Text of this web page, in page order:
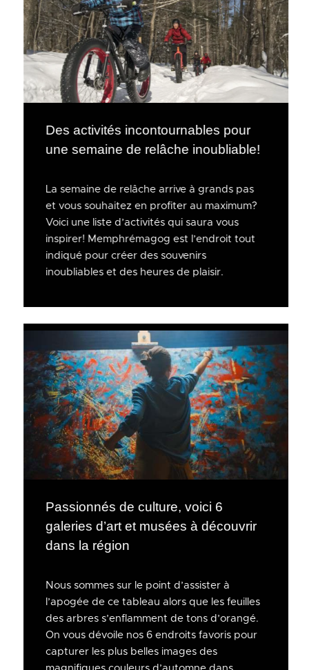
Des activités incontournables pour
une semaine de relâche inoubliable!
La semaine de relâche arrive à grands pas
et vous souhaitez en profiter au maximum?
Voici une liste d’activités qui saura vous
inspirer! Memphrémagog est l’endroit tout
indiqué pour créer des souvenirs
inoubliables et des heures de plaisir.
Passionnés de culture, voici 6
galeries d’art et musées à découvrir
dans la région
Nous sommes sur le point d’assister à
l’apogée de ce tableau alors que les feuilles
des arbres s’enflamment de tons d’orangé.
On vous dévoile nos 6 endroits favoris pour
capturer les plus belles images des